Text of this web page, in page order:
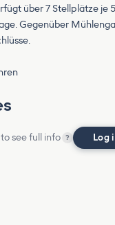
über 7 Stellplätze je
Gegenüber
see full info ? Log